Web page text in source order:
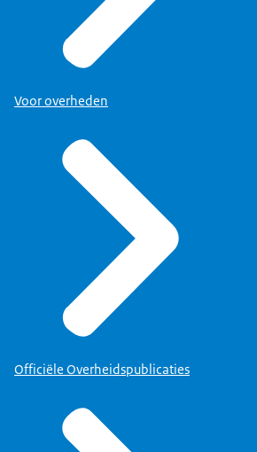
Voor overheden
Officiële Overheidspublicaties